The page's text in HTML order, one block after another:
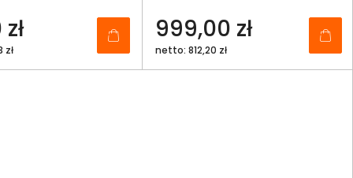
zł
999,00 zł
netto: 812,20 zł